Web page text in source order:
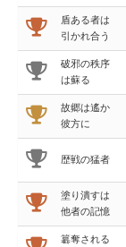
盾ある者は
引かれ合う
破邪の秩序
は蘇る
故郷は遙か
彼方に
歴戦の猛者
塗り潰すは
他者の記憶
簒奪される